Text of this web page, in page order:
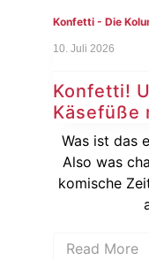
Konfetti - Die
10. Juli 2026
Konfetti!
Käsefüße
Was ist das
Also was
komische
Read More